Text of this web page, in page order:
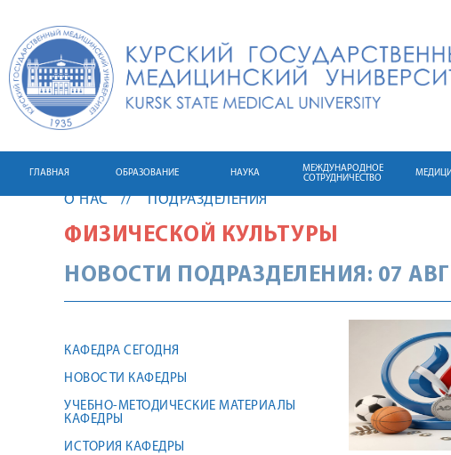
ГЛАВНАЯ ОБРАЗОВАНИЕ НАУКА
МЕЖДУНАРОДНОЕ
СОТРУДНИЧЕСТВО
О НАС ПОДРАЗДЕЛЕНИЯ
ФИЗИЧЕСКОЙ КУЛЬТУРЫ
НОВОСТИ ПОДРАЗДЕЛЕНИЯ: 07
КАФЕДРА СЕГОДНЯ
НОВОСТИ КАФЕДРЫ
УЧЕБНО-МЕТОДИЧЕСКИЕ МАТЕРИАЛЫ
КАФЕДРЫ
ИСТОРИЯ КАФЕДРЫ